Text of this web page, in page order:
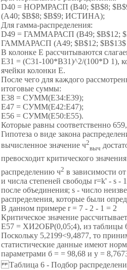
D40 = НОРМРАСП (В40; $B$8;
(А40; $B$8; $B$9; ИСТИНА);
Для гамма-распределения:
D49 = ГАММАРАСП (В49; $B$12;
ГАММАРАСП (А49; $B$12;
В колонке Е рассчитываются
Е31 = (С31-100*В31)^2/(100*D 1),
ячейки колонки Е.
После чего для каждого
итоговые суммы:
Е38 = СУММ(E34:E39);
Е47 = СУММ(E42:E47);
Е56 = СУММ(Е50:Е55).
Которые равны соответственно
Гипотеза о виде закона
вычисленное значение ч2
выч
превосходит критического
распределению ч2 в зависимости
и числа степеней свободы r=k' - s -
после объединения; s - число
распределения, которые были
В данном примере r = 7 - 2 - 1 = 2
Критическое значение
Е57 = ХИ2ОБР(0,05;4), из таблицы
Поскольку 5,2199<9,4877, то
статистические данные имеют
параметрами б = = 98,68 и у =
Таблица 6 - Подбор